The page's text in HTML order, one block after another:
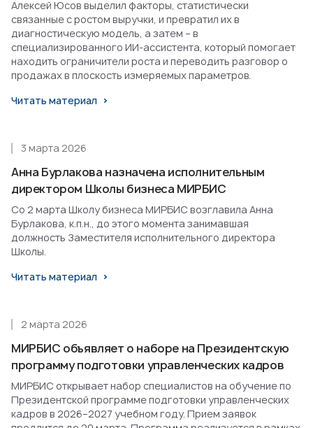
Алексей Юсов выделил факторы, статистически
связанные с ростом выручки, и превратил их в
диагностическую модель, а затем – в
специализированного ИИ-ассистента, который помогает
находить ограничители роста и переводить разговор о
продажах в плоскость измеряемых параметров.
Читать материал
Анна Бурлакова назначена исполнительным
директором Школы бизнеса МИРБИС
3 марта 2026
Со 2 марта Школу бизнеса МИРБИС возглавила Анна
Бурлакова, к.п.н., до этого момента занимавшая
должность Заместителя исполнительного директора
Школы.
Читать материал
МИРБИС объявляет о наборе на Президентскую
программу подготовки управленческих кадров
2 марта 2026
МИРБИС открывает набор специалистов на обучение по
Президентской программе подготовки управленческих
кадров в 2026–2027 учебном году. Прием заявок